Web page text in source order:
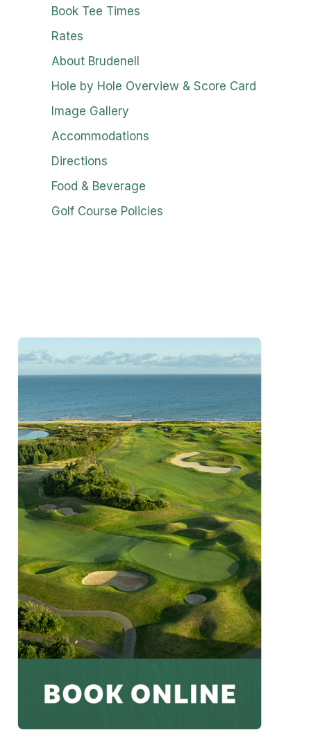
Book Tee Times
Rates
About Brudenell
Hole by Hole Overview & Score Card
Image Gallery
Accommodations
Directions
Food & Beverage
Golf Course Policies